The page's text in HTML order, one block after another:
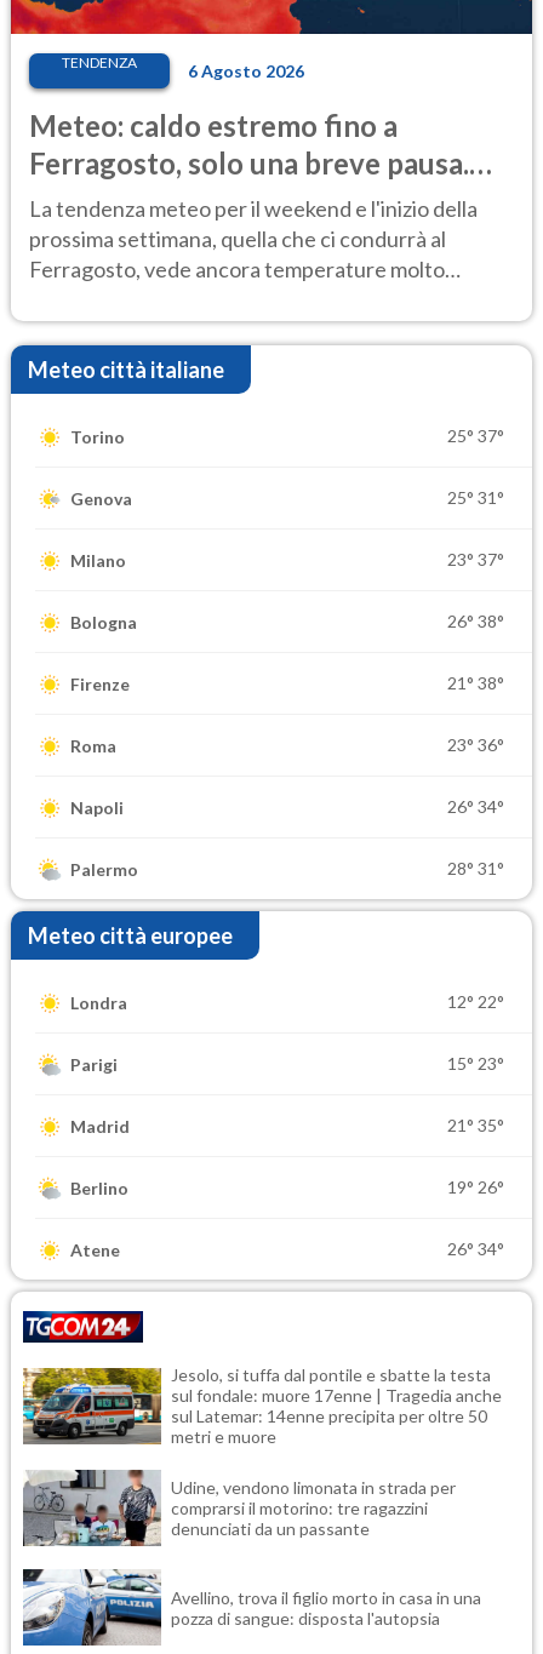
TENDENZA 6 Agosto 2026
Meteo: caldo estremo fino a
Ferragosto, solo una breve pausa.
Ecco dove
La tendenza meteo per il weekend e l'inizio della
prossima settimana, quella che ci condurrà al
Ferragosto, vede ancora temperature molto
Meteo città italiane
Torino 25° 37°
Genova 25° 31°
Milano 23° 37°
Bologna 26° 38°
Firenze 21° 38°
Roma 23° 36°
Napoli 26° 34°
Palermo 28° 31°
Meteo città europee
Londra 12° 22°
Parigi 15° 23°
Madrid 21° 35°
Berlino 19° 26°
Atene 26° 34°
Jesolo, si tuffa dal pontile e sbatte la testa
sul fondale: muore 17enne | Tragedia anche
sul Latemar: 14enne precipita per oltre 50
metri e muore
Udine, vendono limonata in strada per
comprarsi il motorino: tre ragazzini
denunciati da un passante
Avellino, trova il figlio morto in casa in una
pozza di sangue: disposta l'autopsia